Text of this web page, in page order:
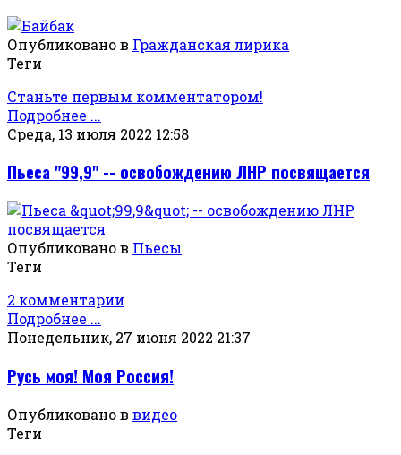
Опубликовано в Гражданская лирика
Теги
Станьте первым комментатором!
Подробнее ...
Среда, 13 июля 2022 12:58
Пьеса "99,9" -- освобождению ЛНР посвящается
Опубликовано в Пьесы
Теги
2 комментарии
Подробнее ...
Понедельник, 27 июня 2022 21:37
Русь моя! Моя Россия!
Опубликовано в видео
Теги